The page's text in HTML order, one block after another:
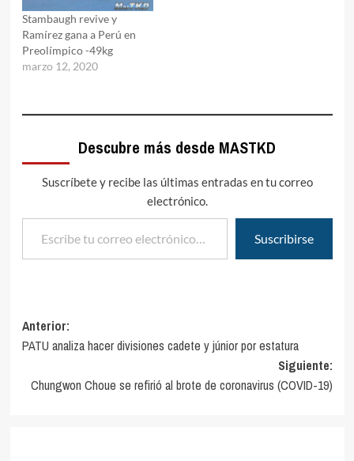
Stambaugh revive y
Ramírez gana a Perú en
Preolímpico -49kg
marzo 12, 2020
Descubre más desde MASTKD
Suscríbete y recibe las últimas entradas en tu correo
electrónico.
Escribe tu correo electrónico…
Suscribirse
Navegación
de
entradas
Anterior:
PATU analiza hacer divisiones cadete y júnior por estatura
Siguiente:
Chungwon Choue se refirió al brote de coronavirus (COVID-19)